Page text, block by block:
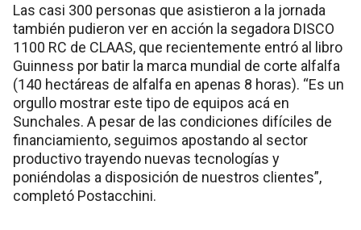
Las casi 300 personas que asistieron a la jornada
también pudieron ver en acción la segadora DISCO
1100 RC de CLAAS, que recientemente entró al libro
Guinness por batir la marca mundial de corte alfalfa
(140 hectáreas de alfalfa en apenas 8 horas). “Es un
orgullo mostrar este tipo de equipos acá en
Sunchales. A pesar de las condiciones difíciles de
financiamiento, seguimos apostando al sector
productivo trayendo nuevas tecnologías y
poniéndolas a disposición de nuestros clientes”,
completó Postacchini.